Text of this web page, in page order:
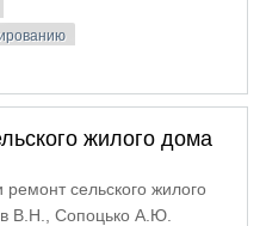
жилого дома
ремонт сельского жилого
В.Н., Сопоцько А.Ю.